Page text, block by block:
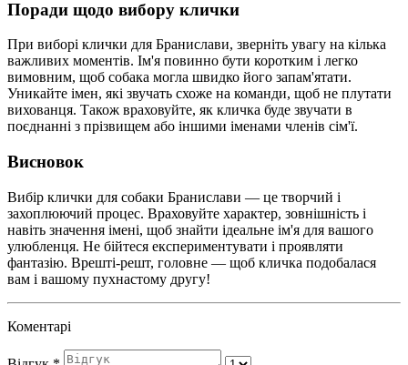
Поради щодо вибору клички
При виборі клички для Бранислави, зверніть увагу на кілька
важливих моментів. Ім'я повинно бути коротким і легко
вимовним, щоб собака могла швидко його запам'ятати.
Уникайте імен, які звучать схоже на команди, щоб не плутати
вихованця. Також враховуйте, як кличка буде звучати в
поєднанні з прізвищем або іншими іменами членів сім'ї.
Висновок
Вибір клички для собаки Бранислави — це творчий і
захоплюючий процес. Враховуйте характер, зовнішність і
навіть значення імені, щоб знайти ідеальне ім'я для вашого
улюбленця. Не бійтеся експериментувати і проявляти
фантазію. Врешті-решт, головне — щоб кличка подобалася
вам і вашому пухнастому другу!
Коментарі